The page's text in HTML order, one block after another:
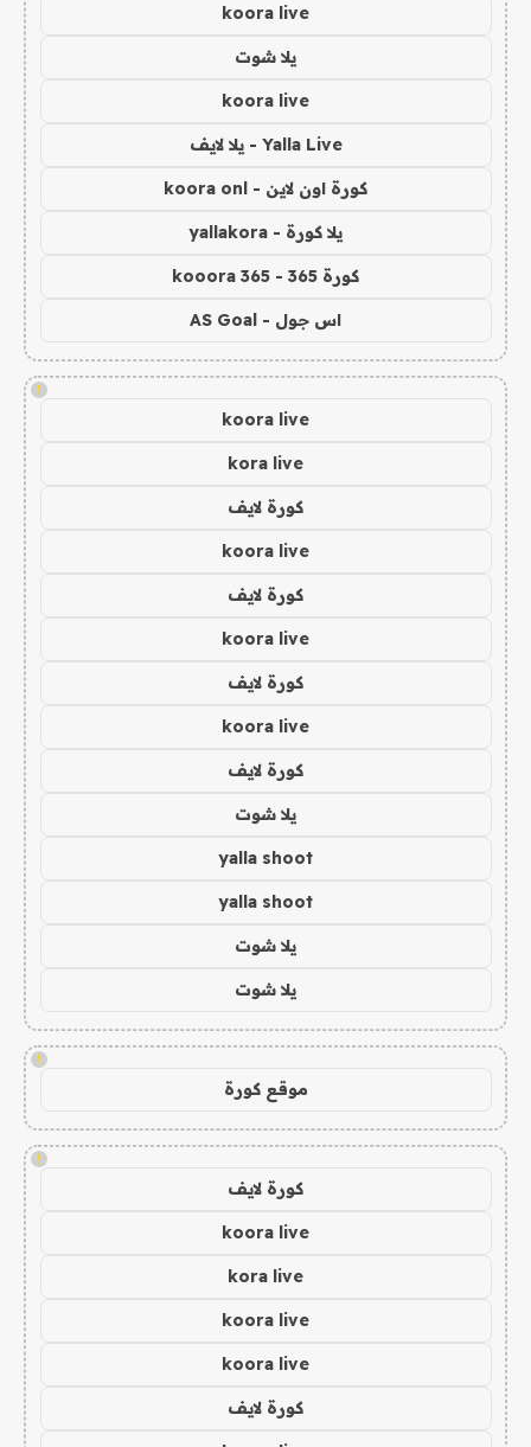
koora live
يلا شوت
koora live
Yalla Live - يلا لايف
كورة اون لاين - koora onl
يلا كورة - yallakora
كورة 365 - kooora 365
اس جول - AS Goal
!
koora live
kora live
كورة لايف
koora live
كورة لايف
koora live
كورة لايف
koora live
كورة لايف
يلا شوت
yalla shoot
yalla shoot
يلا شوت
يلا شوت
!
موقع كورة
!
كورة لايف
koora live
kora live
koora live
koora live
كورة لايف